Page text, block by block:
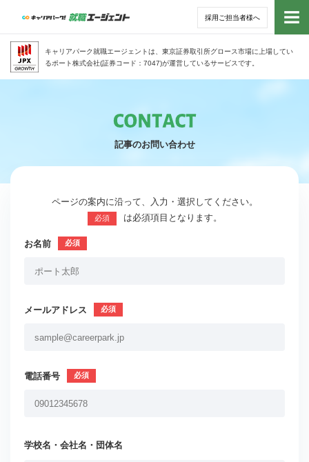
採用ご担当者様へ
キャリアパーク就職エージェントは、東京証券取引所グロース市場に上場してい
るポート株式会社(証券コード：7047)が運営しているサービスです。
トッ
記事のお問い合わせ
ページの案内に沿って、入力・選択してください。
必須 は必須項目となります。
お名前
メールアドレス
電話番号
学校名・会社名・団体名